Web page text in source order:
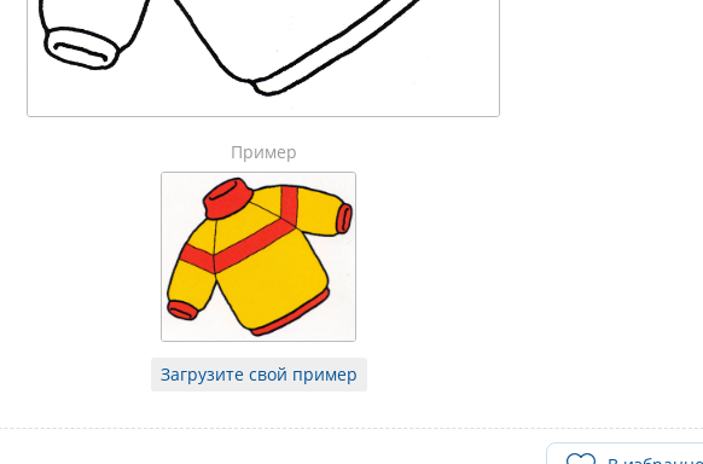
Пример
Загрузите свой пример